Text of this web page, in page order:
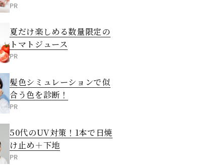
PR
夏だけ楽しめる数量限定の
トマトジュース
PR
髪色シミュレーションで似
合う色を診断！
PR
50代のUV対策！1本で日焼
け止め＋下地
PR